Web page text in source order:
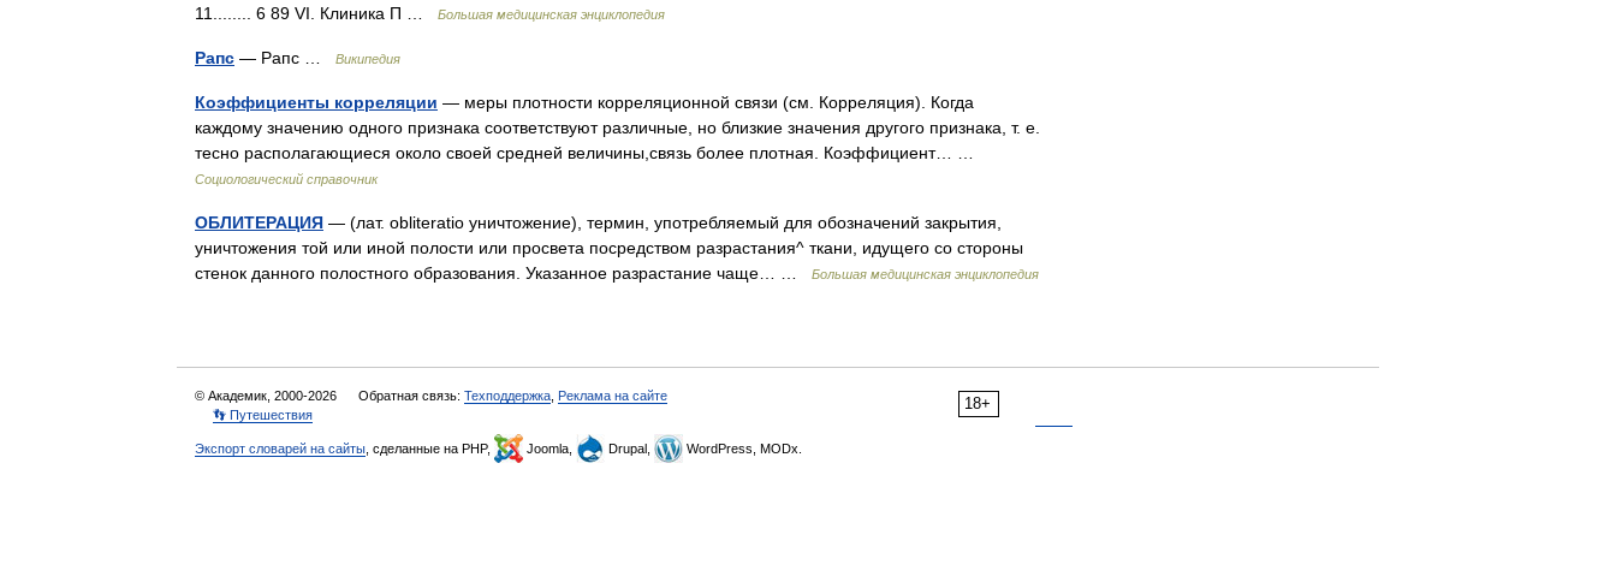
11........ 6 89 VІ. Клиника П …
Большая медицинская энциклопедия
Рапс — Рапс … Википедия
Коэффициенты корреляции — меры плотности корреляционной связи (см. Корреляция). Когда
каждому значению одного признака соответствуют различные, но близкие значения другого признака, т. е.
тесно располагающиеся около своей средней величины,связь более плотная. Коэффициент… …
Социологический справочник
ОБЛИТЕРАЦИЯ — (лат. obliteratio уничтожение), термин, употребляемый для обозначений закрытия,
уничтожения той или иной полости или просвета посредством разрастания^ ткани, идущего со стороны
стенок данного полостного образования. Указанное разрастание чаще… …
Большая медицинская энциклопедия
18+
© Академик, 2000-2026 Обратная связь: Техподдержка Реклама на сайте
👣 Путешествия
Экспорт словарей на сайты , сделанные на PHP, Joomla, Drupal, WordPress, MODx.